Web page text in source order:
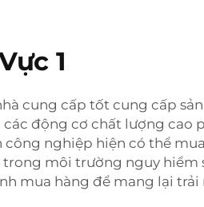
1
cung cấp tốt cung cấp
động cơ chất lượng cao
nghiệp hiện có thể
môi trường nguy hiểm
mua hàng để mang lại